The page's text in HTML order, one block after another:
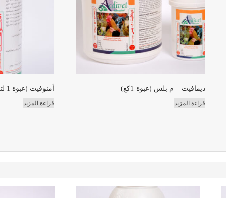
ديمافيت – م بلس (عبوة 1كغ)
قراءة المزيد
أمنوفيت (عبوة 1 لتر)
قراءة المزيد